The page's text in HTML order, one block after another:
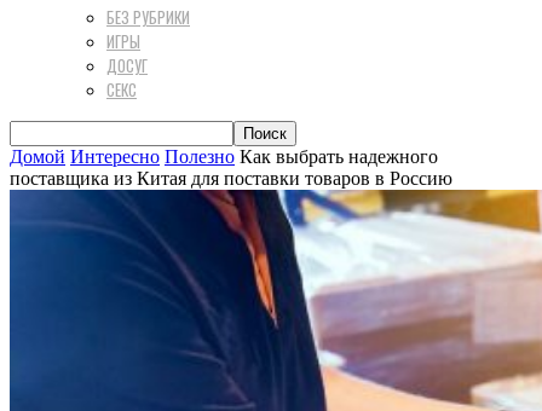
БЕЗ РУБРИКИ
ИГРЫ
ДОСУГ
СЕКС
Домой Интересно Полезно Как выбрать надежного
поставщика из Китая для поставки товаров в Россию